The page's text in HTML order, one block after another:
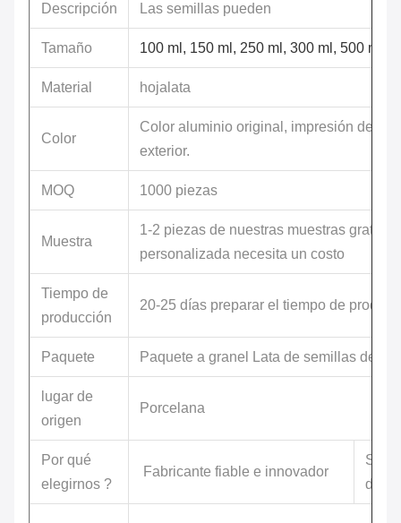
Descripción Las semillas pueden
Tamaño 100 ml, 150 ml, 250 ml, 300 ml, 500 ml,
Material hojalata
Color
Color aluminio original, impresión de
exterior.
MOQ 1000 piezas
Muestra
1-2 piezas de nuestras muestras
personalizada necesita un costo
Tiempo de
producción
20-25 días preparar el tiempo de
Paquete Paquete a granel Lata de semillas de
lugar de
origen
Porcelana
Por qué
elegirnos ?
Fabricante fiable e innovador